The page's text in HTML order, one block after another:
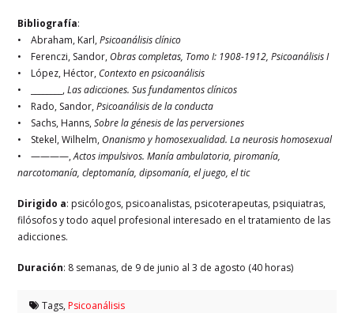
Bibliografía:
• Abraham, Karl,Psicoanálisis clínico
• Ferenczi, Sandor,Obras completas, Tomo I: 1908-1912, Psicoanálisis I
• López, Héctor, Contexto en psicoanálisis
• ________,Las adicciones. Sus fundamentos clínicos
• Rado, Sandor,Psicoanálisis de la conducta
• Sachs, Hanns,Sobre la génesis de las perversiones
• Stekel, Wilhelm,Onanismo y homosexualidad. La neurosis homosexual
• ————,Actos impulsivos. Manía ambulatoria, piromanía,
narcotomanía, cleptomanía, dipsomanía, el juego, el tic
Dirigido a: psicólogos, psicoanalistas, psicoterapeutas, psiquiatras,
filósofos y todo aquel profesional interesado en el tratamiento de las
adicciones.
Duración: 8 semanas, de 9 de junio al 3 de agosto (40 horas)
Tags,Psicoanálisis